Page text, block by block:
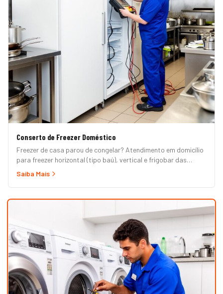
Conserto de Freezer Doméstico
Freezer de casa parou de congelar? Atendimento em domicílio
para freezer horizontal (tipo baú), vertical e frigobar das
marcas Brastemp, Consul, Electrolux, Esmaltec, Philco e
de restaurante, padaria ou mercado, veja nossa página de
Freezer Comercial.)
Saiba Mais